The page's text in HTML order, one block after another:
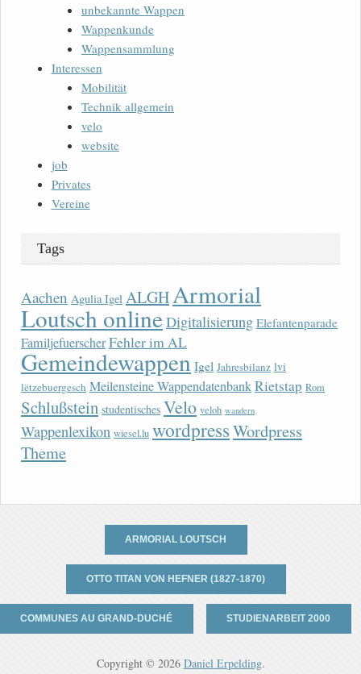
unbekannte Wappen
Wappenkunde
Wappensammlung
Interessen
Mobilität
Technik allgemein
velo
website
job
Privates
Vereine
Tags
Aachen Agulia Igel ALGHArmorial
Loutsch onlineDigitalisierung Elefantenparade
FamiljefuerscherFehler im AL
Gemeindewappen Igel Jahresbilanz lvi
lëtzebuergesch Meilensteine WappendatenbankRietstap Rom
Schlußstein studentisches Velo veloh wandern
Wappenlexikon wiesel.lu wordpressWordpress
Theme
ARMORIAL LOUTSCH
OTTO TITAN VON HEFNER (1827-1870)
COMMUNES AU GRAND-DUCHÉ STUDIENARBEIT 2000
Copyright © 2026 Daniel Erpelding.